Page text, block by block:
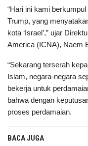
“Hari ini kami
Trump, yang
kota ‘Israel’,” ujar
America (ICNA), Naem
“Sekarang terserah
Islam, negara-negara
bekerja untuk
bahwa dengan
proses perdamaian.
BACA JUGA